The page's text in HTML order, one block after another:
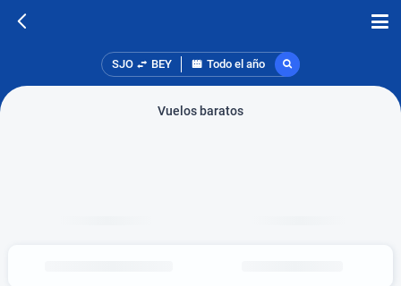
SJO BEY Todo el año
Vuelos baratos